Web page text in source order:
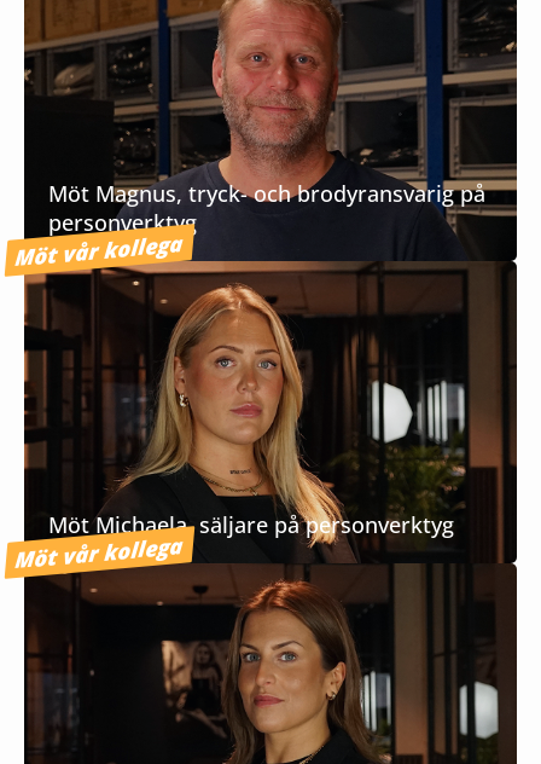
Möt Magnus, tryck- och brodyransvarig på
personverktyg
Möt vår kollega
Möt Michaela, säljare på personverktyg
Möt vår kollega